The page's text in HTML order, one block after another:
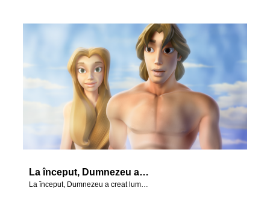
La început, Dumnezeu a creat lumea să ne bucurăm de ea și să avem grijă de ea. Dar căderea în păcat ne-a separat de Dumnezeu și de starea perfectă în care El a creat lucrurile. Dar este o veste bună: Dumnezeu și-a trimis singurul fiu, Isus, să repare relația noastră cu El.
La început, Dumnezeu a creat lumea să ne bucurăm de ea și să avem grijă de ea. Dar căderea în păcat ne-a separat de Dumnezeu și de starea perfectă în care El a creat lucrurile. Dar este o veste bună: Dumnezeu și-a trimis singurul fiu, Isus, să repare relația noastră cu El.